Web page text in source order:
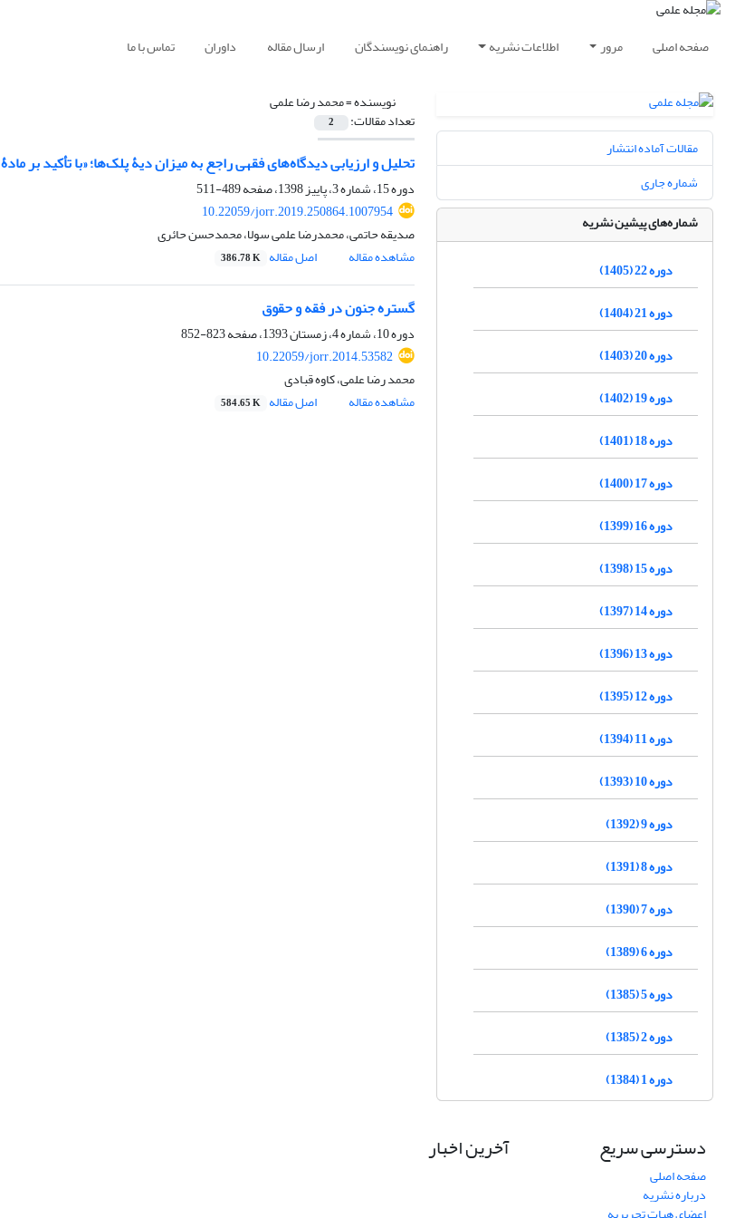
صفحه اصلی مرور اطلاعات نشریه راهنمای نویسندگان ارسال مقاله داوران تماس با ما
نویسنده =محمد رضا علمی
تعداد مقالات: 2
تحلیل و ارزیابی دیدگاه‌های فقهی راجع به میزان دیۀ پلک‌ها؛ «با تأکید بر مادۀ 590 قانون مجازات اسلامی»
دوره 15، شماره 3، پاییز 1398، صفحه
489-511
10.22059/jorr.2019.250864.1007954
صدیقه حاتمی، محمدرضا علمی سولا، محمدحسن حائری
مشاهده مقاله
اصل مقاله 386.78 K
گستره جنون در فقه و حقوق
دوره 10، شماره 4، زمستان 1393، صفحه
823-852
10.22059/jorr.2014.53582
محمد رضا علمی، کاوه قبادی
مشاهده مقاله
اصل مقاله 584.65 K
مقالات آماده انتشار
شماره جاری
شماره‌های پیشین نشریه
دوره 22 (1405)
دوره 21 (1404)
دوره 20 (1403)
دوره 19 (1402)
دوره 18 (1401)
دوره 17 (1400)
دوره 16 (1399)
دوره 15 (1398)
دوره 14 (1397)
دوره 13 (1396)
دوره 12 (1395)
دوره 11 (1394)
دوره 10 (1393)
دوره 9 (1392)
دوره 8 (1391)
دوره 7 (1390)
دوره 6 (1389)
دوره 5 (1385)
دوره 2 (1385)
دوره 1 (1384)
دسترسی سریع
صفحه اصلی
درباره نشریه
آخرین اخبار